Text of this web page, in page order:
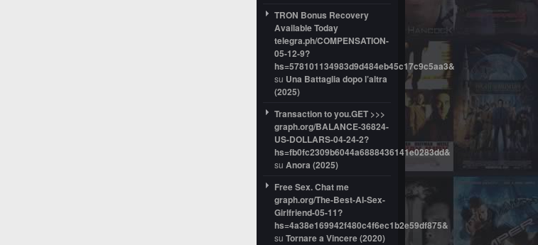
TRON Bonus Recovery
Available Today
telegra.ph/COMPENSATION-
05-12-9?
hs=578101134983d9d484eb45c17c9c5aa3&
su Una Battaglia dopo l’altra
(2025)
Transaction to you.GET >>>
graph.org/BALANCE-36824-
US-DOLLARS-04-24-2?
hs=fb0fc2309b6044a6888436141e0283dd&
su Anora (2025)
Free Sex. Chat me
graph.org/The-Best-AI-Sex-
Girlfriend-05-11?
hs=4a38e169942f480c4f6ec1b2e59df875&
su Tornare a Vincere (2020)